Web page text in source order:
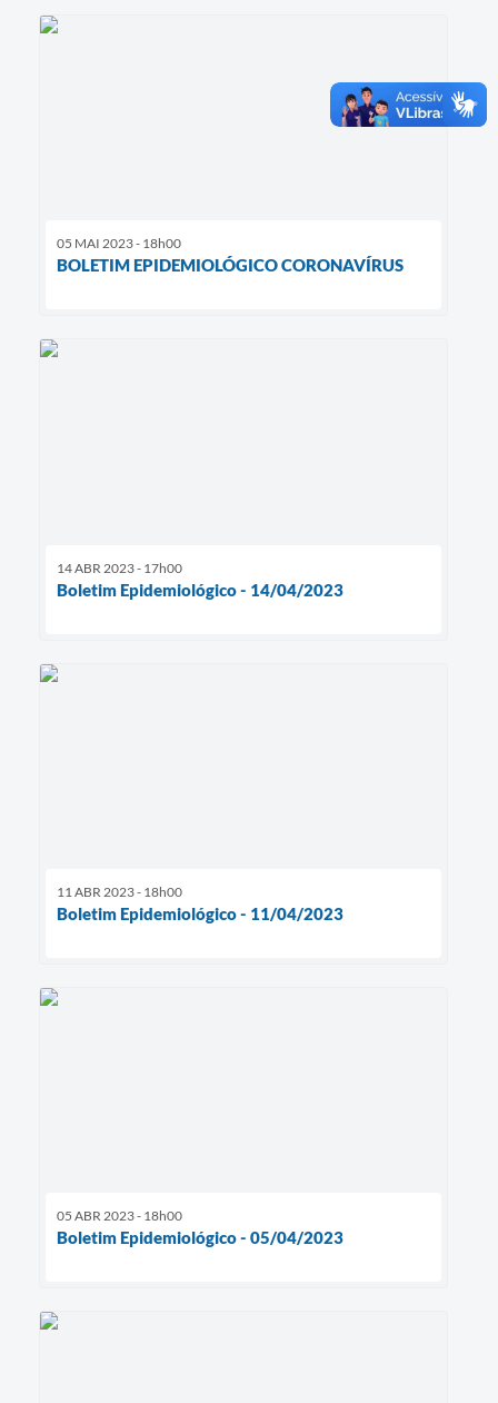
05 MAI 2023 - 18h00
BOLETIM EPIDEMIOLÓGICO CORONAVÍRUS
14 ABR 2023 - 17h00
Boletim Epidemiológico - 14/04/2023
11 ABR 2023 - 18h00
Boletim Epidemiológico - 11/04/2023
05 ABR 2023 - 18h00
Boletim Epidemiológico - 05/04/2023